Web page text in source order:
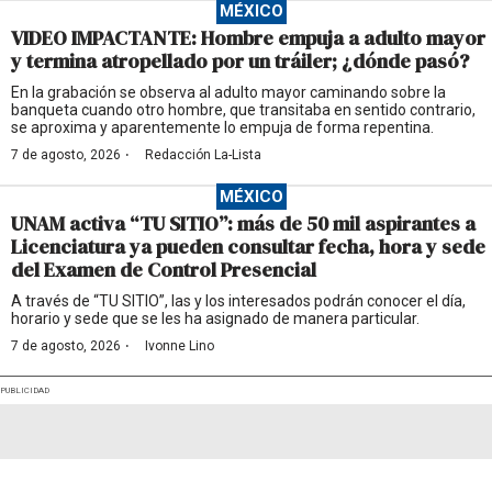
MÉXICO
VIDEO IMPACTANTE: Hombre empuja a adulto mayor
y termina atropellado por un tráiler; ¿dónde pasó?
En la grabación se observa al adulto mayor caminando sobre la
banqueta cuando otro hombre, que transitaba en sentido contrario,
se aproxima y aparentemente lo empuja de forma repentina.
7 de agosto, 2026 · Redacción La-Lista
MÉXICO
UNAM activa “TU SITIO”: más de 50 mil aspirantes a
Licenciatura ya pueden consultar fecha, hora y sede
del Examen de Control Presencial
A través de “TU SITIO”, las y los interesados podrán conocer el día,
horario y sede que se les ha asignado de manera particular.
7 de agosto, 2026 · Ivonne Lino
PUBLICIDAD